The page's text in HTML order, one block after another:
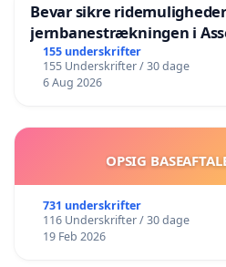
Bevar sikre
jernbanestrækningen i
155 underskrifter
155 Underskrifter / 30 dage
6 Aug 2026
OPSIG
731 underskrifter
116 Underskrifter / 30 dage
19 Feb 2026